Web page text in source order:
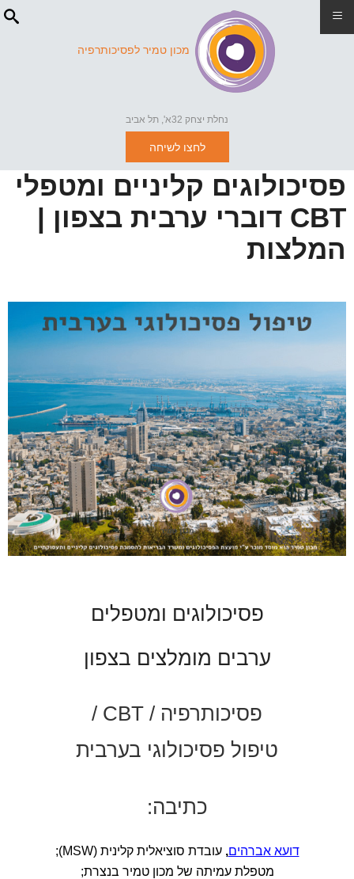
מכון טמיר לפסיכותרפיה
נחלת יצחק 32א', תל אביב
לחצו לשיחה
פסיכולוגים קליניים ומטפלי
CBT דוברי ערבית בצפון |
המלצות
פסיכולוגים ומטפלים
ערבים מומלצים בצפון
פסיכותרפיה / CBT /
טיפול פסיכולוגי בערבית
כתיבה:
דועא אברהים, עובדת סוציאלית קלינית (MSW);
מטפלת עמיתה של מכון טמיר בנצרת;
≡